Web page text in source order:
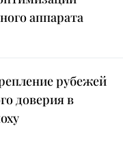
аппарата
рубежей
доверия в